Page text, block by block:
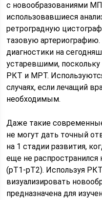
с новообразованиями
использовавшиеся
ретроградную
тазовую
диагностики на
устаревшими,
РКТ и МРТ.
случаях, если лечащий
необходимым.
Даже такие
не могут дать точный
на 1 стадии развития,
еще не распространился
(рТ1-рТ2). Используя
визуализировать
предназначена для